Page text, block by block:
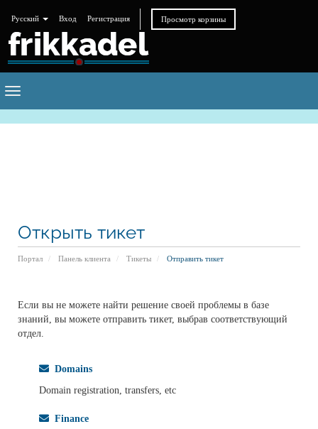
Русский Вход Регистрация Просмотр корзины
Toggle
navigation
Открыть тикет
Портал Панель клиента Тикеты Отправить тикет
Если вы не можете найти решение своей проблемы в базе
знаний, вы можете отправить тикет, выбрав соответствующий
отдел.
Domains
Domain registration, transfers, etc
Finance